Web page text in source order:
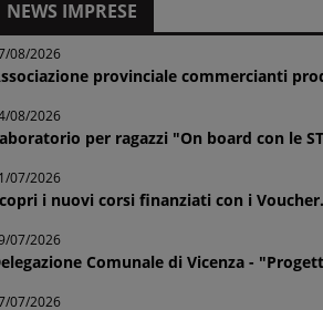
NEWS IMPRESE
08/2026
provinciale commercianti
08/2026
per ragazzi "On board con le
07/2026
i nuovi corsi finanziati con i
07/2026
Comunale di Vicenza -
07/2026